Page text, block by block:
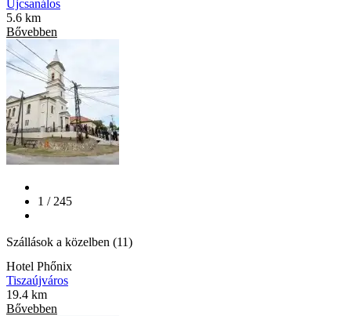
Újcsanálos
5.6 km
Bővebben
1 / 245
Szállások a közelben (11)
Hotel Phőnix
Tiszaújváros
19.4 km
Bővebben